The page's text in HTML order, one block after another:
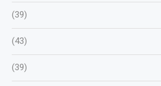
(39)
(43)
(39)